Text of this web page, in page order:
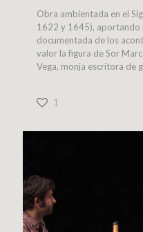
Obra ambientada en el
1622 y 1645), aportando
documentada de los
valor la figura de Sor
Vega, monja escritora de
1